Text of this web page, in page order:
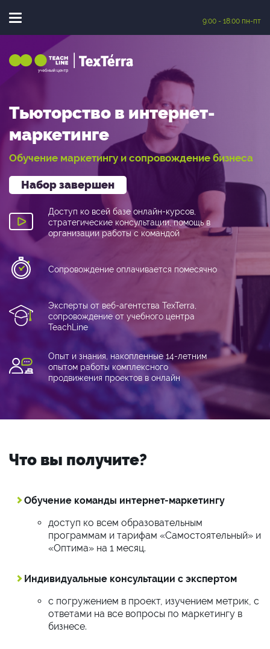
9:00 - 18:00 пн-пт
|
Тьюторство в интернет-
маркетинге
Обучение маркетингу и сопровождение бизнеса
Доступ ко всей базе онлайн-курсов,
стратегические консультации, помощь в
организации работы с командой
Сопровождение оплачивается помесячно
Эксперты от веб-агентства TexTerra,
сопровождение от учебного центра
TeachLine
Опыт и знания, накопленные 14-летним
опытом работы комплексного
продвижения проектов в онлайн
Что вы получите?
Обучение команды интернет-маркетингу
доступ ко всем образовательным
программам и тарифам «Самостоятельный» и
«Оптима» на 1 месяц.
Индивидуальные консультации с экспертом
с погружением в проект, изучением метрик, с
ответами на все вопросы по маркетингу в
бизнесе.